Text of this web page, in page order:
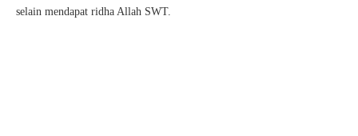
selain mendapat ridha Allah SWT.